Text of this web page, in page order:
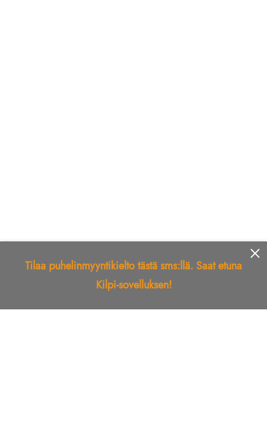
Tilaa puhelinmyyntikielto tästä sms:llä. Saat etuna
Kilpi-sovelluksen!